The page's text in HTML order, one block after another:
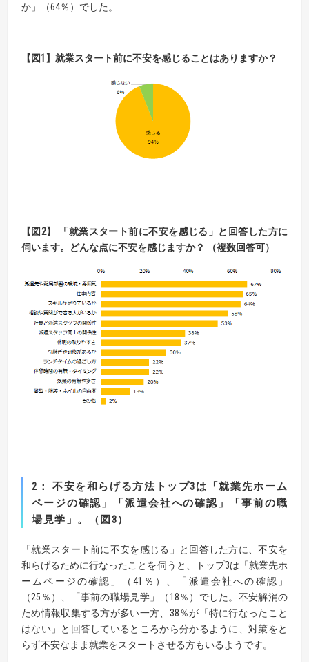
か」（64％）でした。
【図1】 就業スタート前に不安を感じることはありますか？
【 図2】
「就業スタート前に不安を感じる」と回答した方に
伺います。
どんな点に不安を感じますか？ （複数回答可）
2 ： 不安を和らげる方法トップ3は「就業先ホーム
ページの確認」
「派遣会社への確認」「事前の職
場見学」。（図 3）
「就業スタート前に不安を感じる」と回答した方に、不安を
和らげるために行なったことを伺うと、トップ3は「就業先ホ
ームページの確認」（41％）、「派遣会社への確認」
（25％）、「事前の職場見学」（18％）でした。不安解消の
ため情報収集する方が多い一方、38％が「特に行なったこと
はない」と回答しているところから分かるように、対策をと
らず不安なまま就業をスタートさせる方もいるようです。